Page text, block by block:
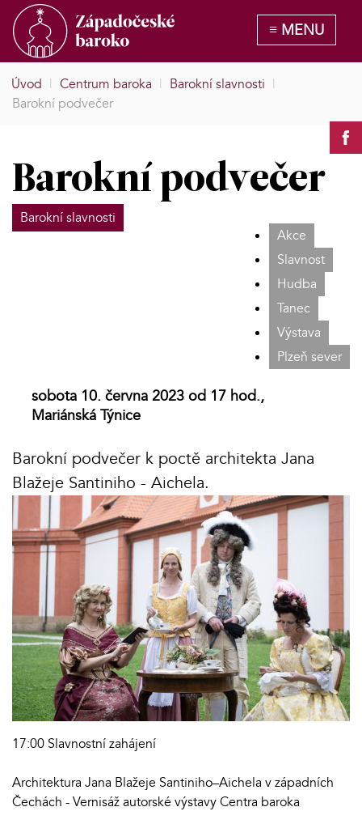
Úvod | Centrum baroka | Barokní slavnosti |
Barokní podvečer
Barokní podvečer
Barokní slavnosti
Akce
Slavnost
Hudba
Tanec
Výstava
Plzeň sever
sobota 10. června 2023 od 17 hod.,
Mariánská Týnice
Barokní podvečer k poctě architekta Jana
Blažeje Santiniho - Aichela.
17:00 Slavnostní zahájení
Architektura Jana Blažeje Santiniho–Aichela v západních
Čechách - Vernisáž autorské výstavy Centra baroka